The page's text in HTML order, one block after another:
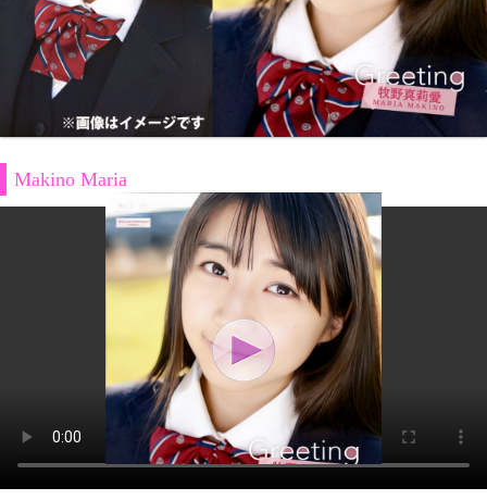
Makino Maria